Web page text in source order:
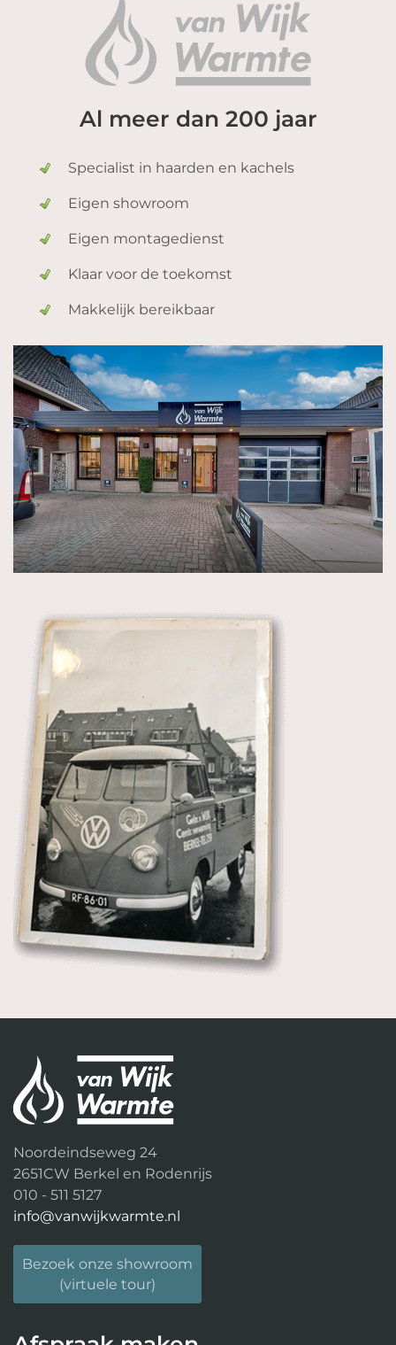
Al meer dan 200 jaar
Specialist in haarden en kachels
Eigen showroom
Eigen montagedienst
Klaar voor de toekomst
Makkelijk bereikbaar
Noordeindseweg 24
2651CW Berkel en Rodenrijs
010 - 511 5127
info@vanwijkwarmte.nl
Bezoek onze showroom
(virtuele tour)